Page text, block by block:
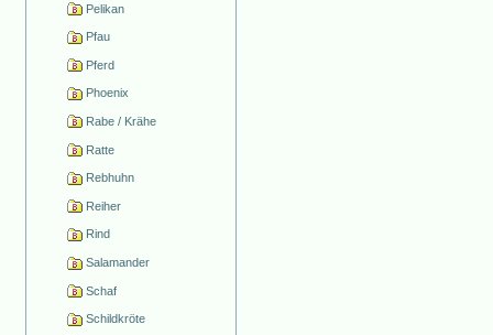
Pelikan
Pfau
Pferd
Phoenix
Rabe / Krähe
Ratte
Rebhuhn
Reiher
Rind
Salamander
Schaf
Schildkröte